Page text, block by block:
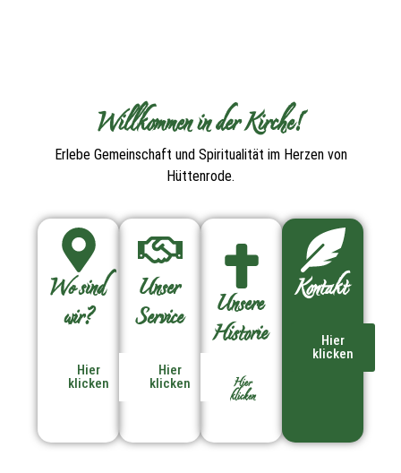
Willkommen in der Kirche!
Erlebe Gemeinschaft und Spiritualität im Herzen von
Hüttenrode.
Wo sind
wir?
Hier
klicken
Unser
Service
Hier
klicken
Unsere
Historie
Hier
klicken
Kontakt
Hier
klicken